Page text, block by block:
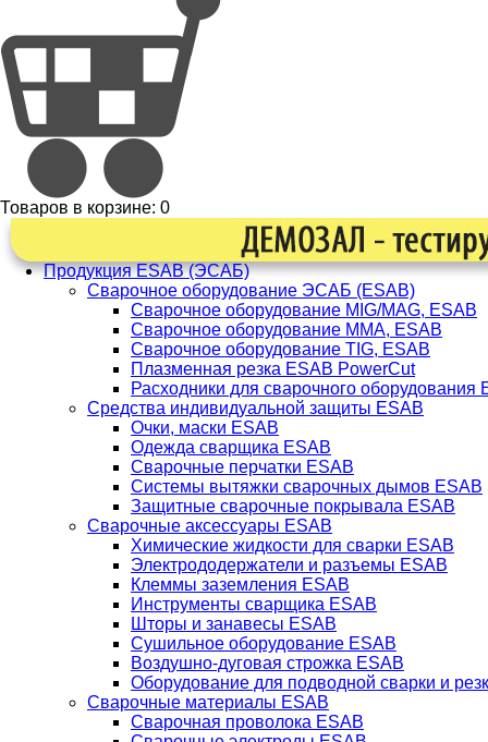
Товаров в корзине: 0
Продукция ESAB (ЭСАБ)
Сварочное оборудование ЭСАБ (ESAB)
Сварочное оборудование MIG/MAG, ESAB
Сварочное оборудование ММА, ESAB
Сварочное оборудование TIG, ESAB
Плазменная резка ESAB PowerCut
Расходники для сварочного оборудования
Средства индивидуальной защиты ESAB
Очки, маски ESAB
Одежда сварщика ESAB
Сварочные перчатки ESAB
Системы вытяжки сварочных дымов ESAB
Защитные сварочные покрывала ESAB
Сварочные аксессуары ESAB
Химические жидкости для сварки ESAB
Электрододержатели и разъемы ESAB
Клеммы заземления ESAB
Инструменты сварщика ESAB
Шторы и занавесы ESAB
Сушильное оборудование ESAB
Воздушно-дуговая строжка ESAB
Оборудование для подводной сварки и
Сварочные материалы ESAB
Сварочная проволока ESAB